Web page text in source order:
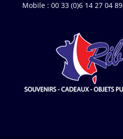
Mobile : 00 33 (0)6 14 27 04 89